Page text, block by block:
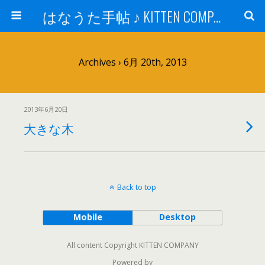
はなうた手帖 ♪ KITTEN COMPANY
Archives › 6月 20th, 2013
2013年6月20日
大きな木
Back to top
Mobile Desktop
All content Copyright KITTEN COMPANY
Powered by